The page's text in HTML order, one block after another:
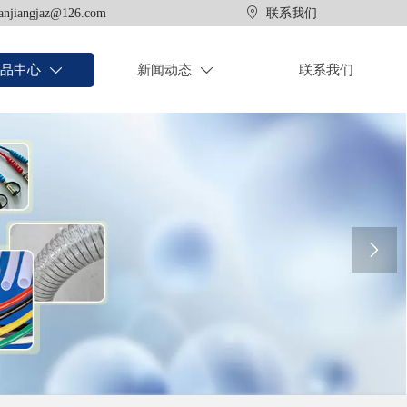
 联系我们
中心  新闻动态  联系我们
